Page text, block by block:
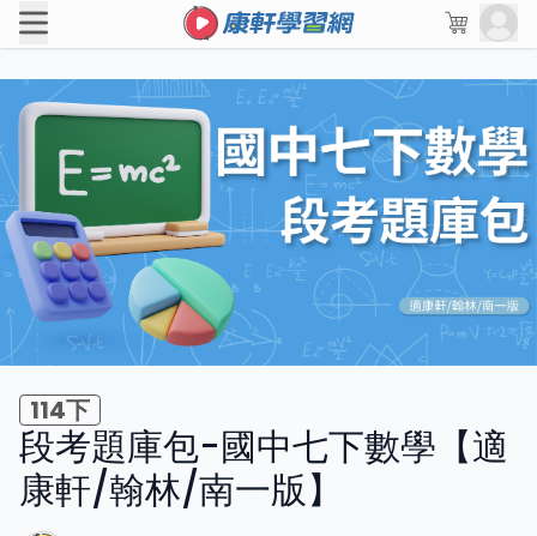
114下
段考題庫包-國中七下數學【適
康軒/翰林/南一版】